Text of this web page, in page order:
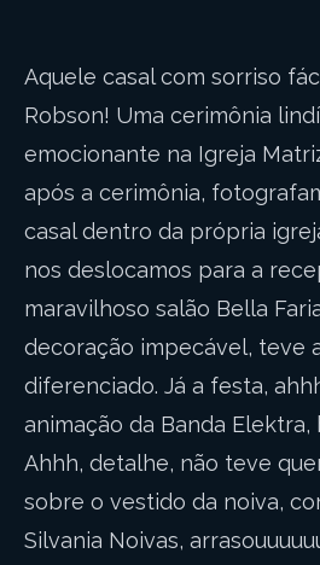
Aquele casal com sorriso
Robson! Uma cerimônia
emocionante na Igreja
após a cerimônia,
casal dentro da própria
nos deslocamos para a
maravilhoso salão Bella
decoração impecável, teve
diferenciado. Já a festa,
animação da Banda
Ahhh, detalhe, não teve
sobre o vestido da noiva,
Silvania Noivas,